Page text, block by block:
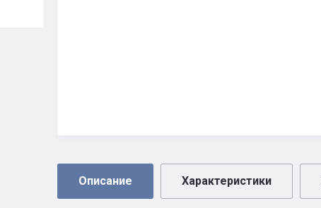
Описание Характеристики